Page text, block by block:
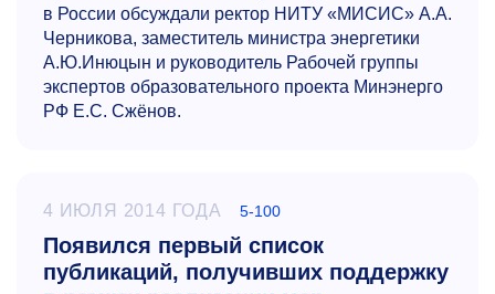
в России обсуждали ректор НИТУ «МИСИС» А.А.
Черникова, заместитель министра энергетики
А.Ю.Инюцын и руководитель Рабочей группы
экспертов образовательного проекта Минэнерго
РФ Е.С. Сжёнов.
4 ИЮЛЯ 2014 ГОДА 5-100
Появился первый список
публикаций, получивших поддержку